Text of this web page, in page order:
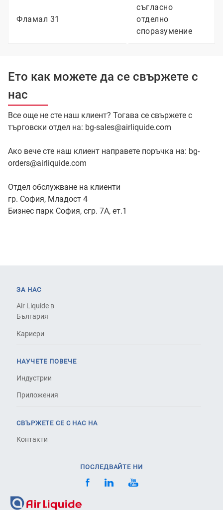
Фламал 31
съгласно
отделно
споразумение
Ето как можете да се свържете с
нас
Все още не сте наш клиент? Тогава се свържете с
търговски отдел на: bg-sales@airliquide.com
Ако вече сте наш клиент направете поръчка на: bg-
orders@airliquide.com
Отдел обслужване на клиенти
гр. София, Младост 4
Бизнес парк София, сгр. 7А, ет.1
ЗА НАС
Air Liquide в
България
Кариери
НАУЧЕТЕ ПОВЕЧЕ
Индустрии
Приложения
СВЪРЖЕТЕ СЕ С НАС НА
Контакти
ПОСЛЕДВАЙТЕ НИ